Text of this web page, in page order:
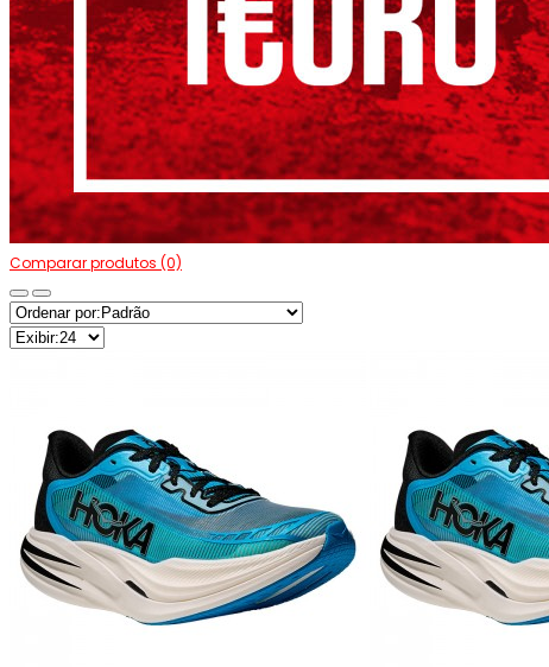
Comparar produtos (0)